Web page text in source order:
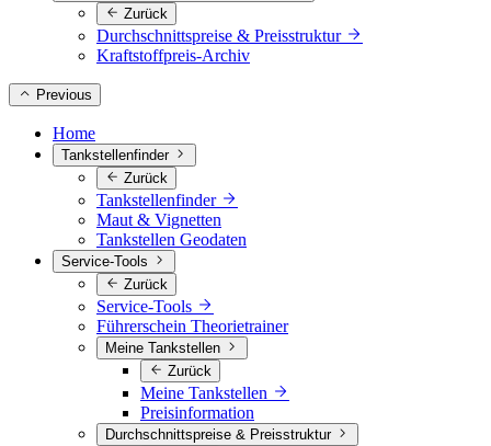
Zurück
Durchschnittspreise & Preisstruktur
Kraftstoffpreis-Archiv
Previous
Home
Tankstellenfinder
Zurück
Tankstellenfinder
Maut & Vignetten
Tankstellen Geodaten
Service-Tools
Zurück
Service-Tools
Führerschein Theorietrainer
Meine Tankstellen
Zurück
Meine Tankstellen
Preisinformation
Durchschnittspreise & Preisstruktur